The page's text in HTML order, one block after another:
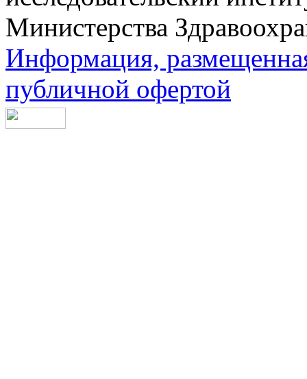
Министерства
Информация,
публичной офертой